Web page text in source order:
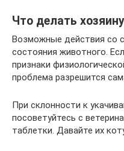
Что делать хозяину
Возможные действия со
состояния животного.
признаки
проблема разрешится
При склонности к
посоветуйтесь с
таблетки. Давайте их